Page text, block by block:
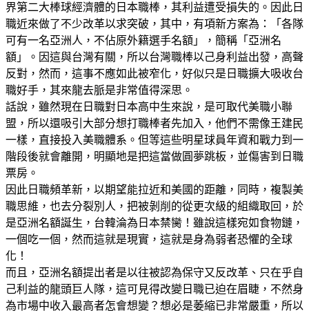
界第二大棒球經濟體的日本職棒，其利益遭受損失的。因此日
職近來做了不少改革以求突破，其中，有項新方案為：「各隊
可有一名亞洲人，不佔原外籍選手名額」，簡稱「亞洲名
額」。因這與台灣有關，所以台灣職棒以己身利益出發，高聲
反對，然而，這事不應如此被窄化，好似只是日職擴大吸收台
職好手，其來龍去脈是非常值得深思。
話說，雖然現在日職對日本高中生來說，是可取代美職小聯
盟，所以還吸引大部分想打職棒者先加入，他們不需像王建民
一樣，直接投入美職體系。但等這些明星球員年資和戰力到一
階段後就會離開，明顯地是把這當做圓夢跳板，並傷害到日職
票房。
因此日職頻革新，以期望能拉近和美國的距離，同時，複製美
職思維，也去分裂別人，把被剝削的從更次級的組織取回，於
是亞洲名額誕生，台韓淪為日本禁臠！雖說這樣宛如食物鏈，
一個吃一個，然而這就是現實，這就是身為弱者恐懼的全球
化！
而且，亞洲名額提出者是以往被認為保守又反改革、只在乎自
己利益的龍頭巨人隊，這可見得改變日職已迫在眉睫，不然身
為市場中收入最高者怎會想變？想必是萎縮已非常嚴重，所以